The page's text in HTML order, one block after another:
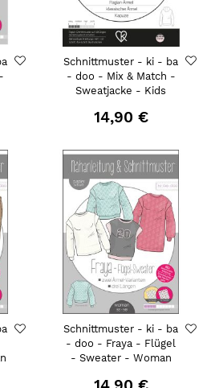
Schnittmuster - ki - ba
- doo - Mix & Match -
Sweatjacke - Kids
14,90 €
Schnittmuster - ki - ba
- doo - Fraya - Flügel
- Sweater - Woman